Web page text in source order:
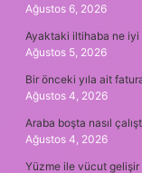
Ağustos 6, 2026
Ayaktaki iltihaba ne iyi
Ağustos 5, 2026
Bir önceki yıla ait
Ağustos 4, 2026
Araba boşta nasıl
Ağustos 4, 2026
Yüzme ile vücut gelişir